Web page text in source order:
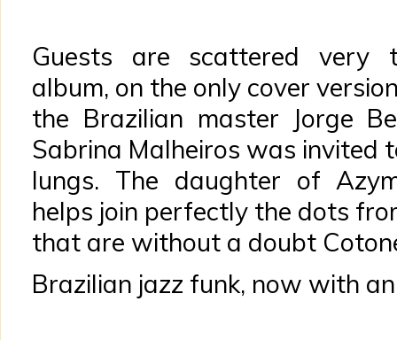
Guests are scattered very
album, on the only cover
the Brazilian master Jorge
Sabrina Malheiros was invited
lungs. The daughter of
helps join perfectly the dots
that are without a doubt
Brazilian jazz funk, now with